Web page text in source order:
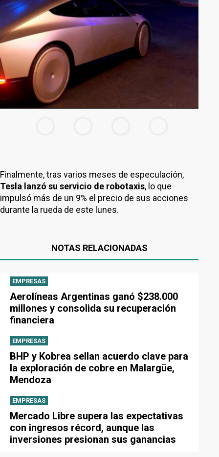
Finalmente, tras varios meses de especulación,
Tesla lanzó su servicio de robotaxis, lo que
impulsó más de un 9% el precio de sus acciones
durante la rueda de este lunes.
NOTAS RELACIONADAS
EMPRESAS
Aerolíneas Argentinas ganó $238.000
millones y consolida su recuperación
financiera
EMPRESAS
BHP y Kobrea sellan acuerdo clave para
la exploración de cobre en Malargüe,
Mendoza
EMPRESAS
Mercado Libre supera las expectativas
con ingresos récord, aunque las
inversiones presionan sus ganancias